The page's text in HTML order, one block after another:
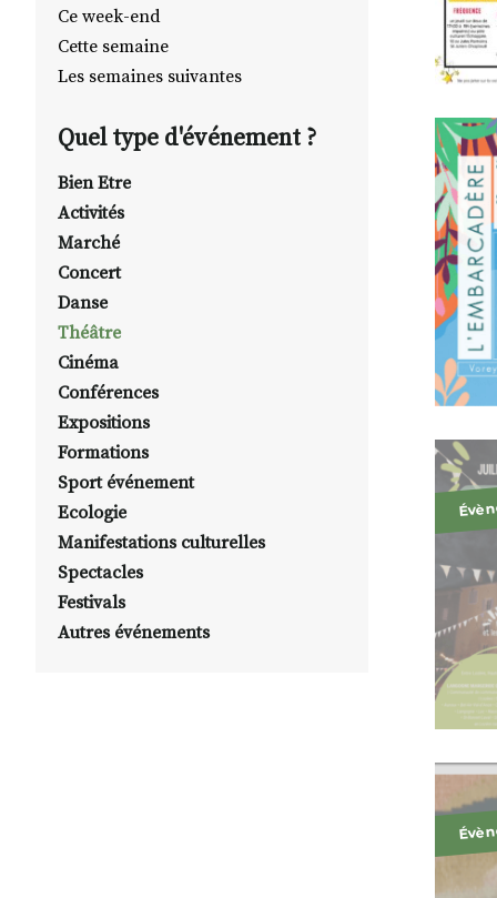
Ce week-end
Cette semaine
Les semaines suivantes
Quel type d'événement ?
Bien Etre
Activités
Marché
Concert
Danse
Théâtre
Cinéma
Conférences
Expositions
Formations
Sport événement
Ecologie
Manifestations culturelles
Spectacles
Festivals
Autres événements